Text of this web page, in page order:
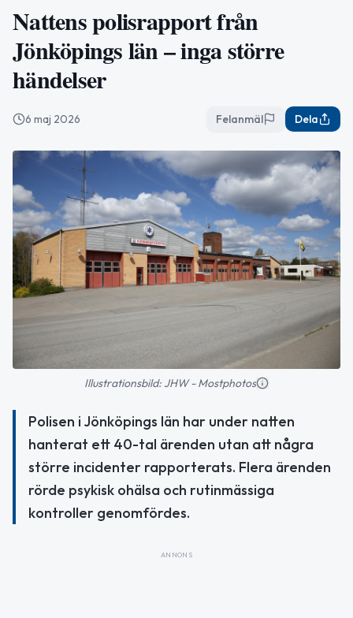
Nattens polisrapport från
Jönköpings län – inga större
händelser
6 maj 2026 Felanmäl Dela
Illustrationsbild: JHW - Mostphotos
Polisen i Jönköpings län har under natten
hanterat ett 40-tal ärenden utan att några
större incidenter rapporterats. Flera ärenden
rörde psykisk ohälsa och rutinmässiga
kontroller genomfördes.
ANNONS